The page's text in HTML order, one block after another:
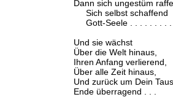
Dann sich ungestüm
Sich selbst schaffend
Gott-Seele . . . . . . . . .
Und sie wächst
Über die Welt hinaus,
Ihren Anfang verlierend,
Über alle Zeit hinaus,
Und zurück um Dein
Ende überragend . . .